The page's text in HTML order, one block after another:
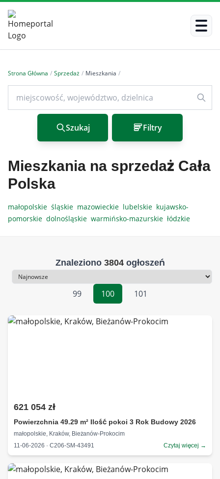
Strona Główna / Sprzedaż / Mieszkania /
Szukaj Filtry
Mieszkania na sprzedaż Cała
Polska
małopolskie śląskie mazowieckie lubelskie kujawsko-
pomorskie dolnośląskie warmińsko-mazurskie łódzkie
Znaleziono 3804ogłoszeń
Sortowanie
99
100 101
621 054 zł
Powierzchnia 49.29 m² Ilość pokoi 3 Rok Budowy 2026
małopolskie, Kraków, Bieżanów-Prokocim
11-06-2026 · C206-SM-43491
Czytaj więcej →